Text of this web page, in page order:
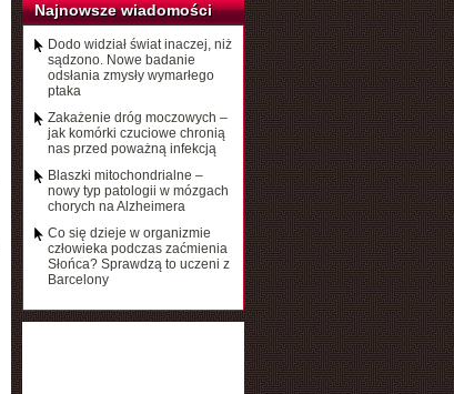
Najnowsze wiadomości
Dodo widział świat inaczej, niż
sądzono. Nowe badanie
odsłania zmysły wymarłego
ptaka
Zakażenie dróg moczowych –
jak komórki czuciowe chronią
nas przed poważną infekcją
Blaszki mitochondrialne –
nowy typ patologii w mózgach
chorych na Alzheimera
Co się dzieje w organizmie
człowieka podczas zaćmienia
Słońca? Sprawdzą to uczeni z
Barcelony